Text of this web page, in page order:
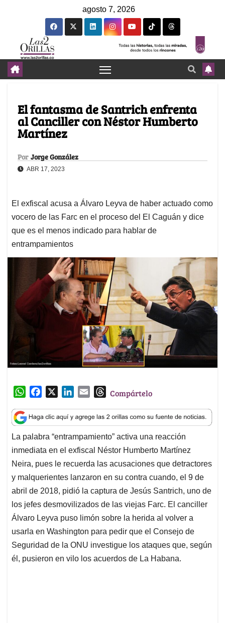
agosto 7, 2026
El fantasma de Santrich enfrenta
al Canciller con Néstor Humberto
Martínez
Por Jorge González
ABR 17, 2023
El exfiscal acusa a Álvaro Leyva de haber actuado como
vocero de las Farc en el proceso del El Caguán y dice
que es el menos indicado para hablar de
entrampamientos
W
a
t
s
A
p
p
c
e
b
o
o
k
n
k
e
d
I
n
a
i
l
T
r
e
a
d
s
Compártelo
La palabra “entrampamiento” activa una reacción
inmediata en el exfiscal Néstor Humberto Martínez
Neira, pues le recuerda las acusaciones que detractores
y malquerientes lanzaron en su contra cuando, el 9 de
abril de 2018, pidió la captura de Jesús Santrich, uno de
los jefes desmovilizados de las viejas Farc. El canciller
Álvaro Leyva puso limón sobre la herida al volver a
usarla en Washington para pedir que el Consejo de
Seguridad de la ONU investigue los ataques que, según
él, pusieron en vilo los acuerdos de La Habana.